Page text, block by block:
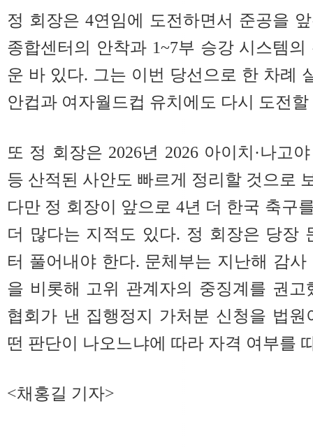
정 회장은 4연임에 도전하면서 준공을
종합센터의 안착과 1~7부 승강 시스템
운 바 있다. 그는 이번 당선으로 한 차례
안컵과 여자월드컵 유치에도 다시 도전
또 정 회장은 2026년 2026 아이치·나고
등 산적된 사안도 빠르게 정리할 것으로
다만 정 회장이 앞으로 4년 더 한국 축구
더 많다는 지적도 있다. 정 회장은 당장
터 풀어내야 한다. 문체부는 지난해 감
을 비롯해 고위 관계자의 중징계를 권
협회가 낸 집행정지 가처분 신청을 법
떤 판단이 나오느냐에 따라 자격 여부를
<채홍길 기자>